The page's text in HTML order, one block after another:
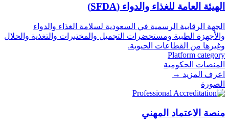
الهيئة العامة للغذاء والدواء (SFDA)
الجهة الرقابية الرسمية في السعودية لسلامة الغذاء والدواء
والأجهزة الطبية ومستحضرات التجميل والمختبرات والتغذية والحلال
وغيرها من القطاعات الحيوية.
Platform category
المنصات الحكومية
اعرف المزيد →
الصورة
منصة الاعتماد المهني